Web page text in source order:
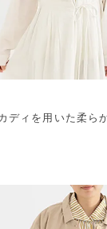
ディを用いた柔ら